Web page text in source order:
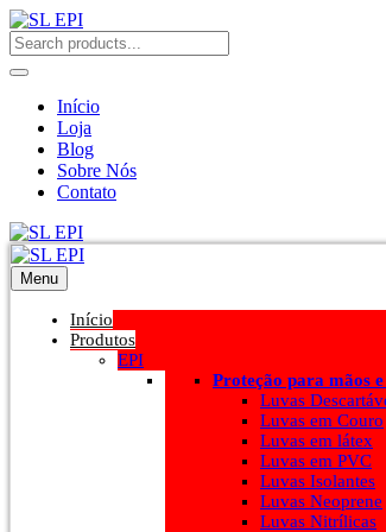
Início
Loja
Blog
Sobre Nós
Contato
Menu
Início
Produtos
EPI
Proteção para mãos
Luvas
Luvas em Couro
Luvas em látex
Luvas em PVC
Luvas Isolantes
Luvas Neoprene
Luvas Nitrílicas